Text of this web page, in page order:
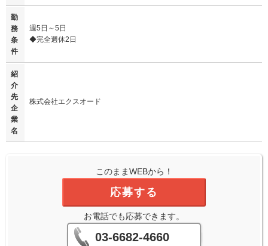
勤
務
条
件
週5日～5日
◆完全週休2日
紹
介
先
企
業
名
株式会社エクスオード
このままWEBから！
応募する
お電話でも応募できます。
03-6682-4660